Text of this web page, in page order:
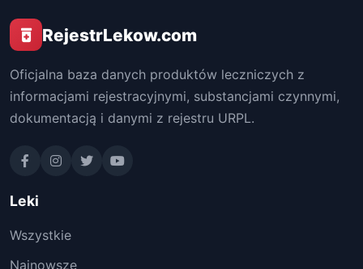
RejestrLekow.com
Oficjalna baza danych produktów leczniczych z
informacjami rejestracyjnymi, substancjami czynnymi,
dokumentacją i danymi z rejestru URPL.
Leki
Wszystkie
Najnowsze